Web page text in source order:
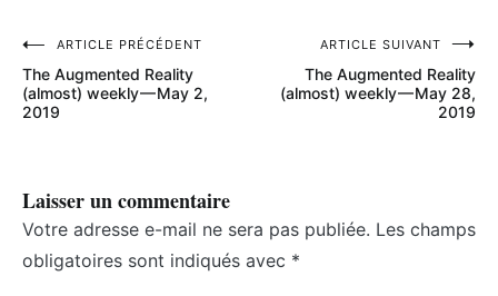
Navigation
de
ARTICLE PRÉCÉDENT
The Augmented Reality
(almost) weekly — May 2,
2019
ARTICLE SUIVANT
The Augmented Reality
(almost) weekly — May 28,
2019
Laisser un commentaire
Votre adresse e-mail ne sera pas publiée. Les champs
obligatoires sont indiqués avec *